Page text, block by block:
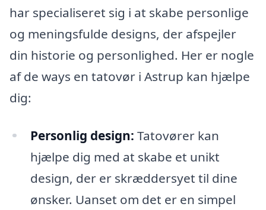
har specialiseret sig i at skabe personlige
og meningsfulde designs, der afspejler
din historie og personlighed. Her er nogle
af de ways en tatovør i Astrup kan hjælpe
dig:
Personlig design: Tatovører kan
hjælpe dig med at skabe et unikt
design, der er skræddersyet til dine
ønsker. Uanset om det er en simpel